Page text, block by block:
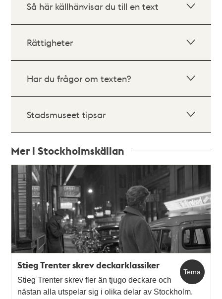
Så här källhänvisar du till en text
Rättigheter
Har du frågor om texten?
Stadsmuseet tipsar
Mer i Stockholmskällan
Relaterade
poster
och
teman
Tema
Stieg Trenter skrev deckarklassiker
Stieg Trenter skrev fler än tjugo deckare och
nästan alla utspelar sig i olika delar av Stockholm.